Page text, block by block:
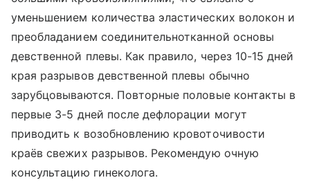
уменьшением количества эластических волокон и
преобладанием соединительнотканной основы
девственной плевы. Как правило, через 10-15 дней
края разрывов девственной плевы обычно
зарубцовываются. Повторные половые контакты в
первые 3-5 дней после дефлорации могут
приводить к возобновлению кровоточивости
краёв свежих разрывов. Рекомендую очную
консультацию гинеколога.